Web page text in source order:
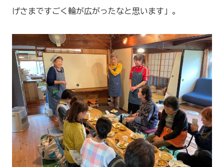
げさまですごく輪が広がったなと思います」。